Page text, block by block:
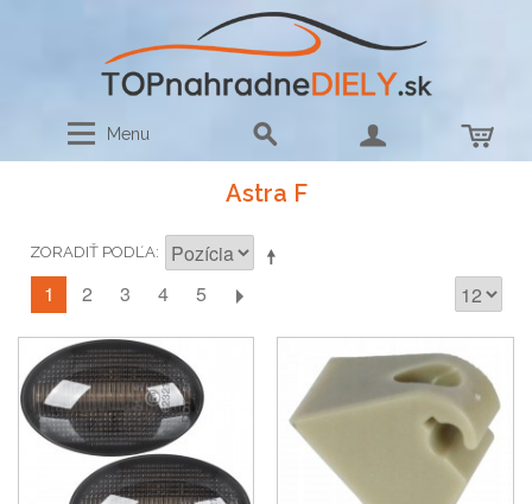
Menu
Astra F
ZORADIŤ PODĽA
1 2 3 4 5